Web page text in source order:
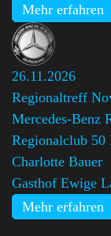
Mehr erfahren
26.11.2026
Regionaltreff
Mercedes-Benz
Regionalclub 50
Charlotte Bauer
Gasthof Ewige
Mehr erfahren